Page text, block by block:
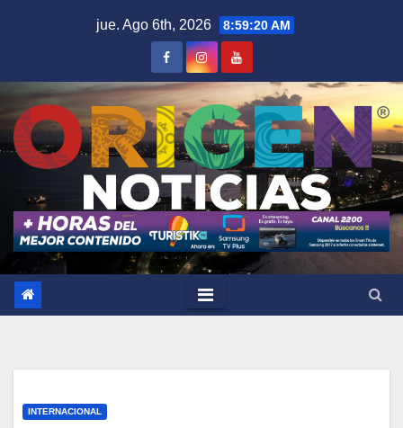
jue. Ago 6th, 2026 8:59:21 AM
INTERNACIONAL